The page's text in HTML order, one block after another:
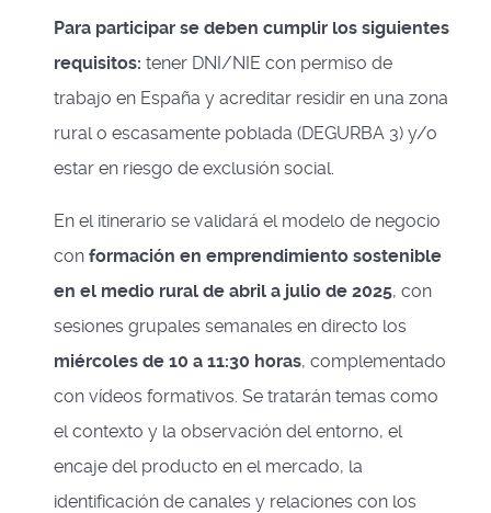
Para participar se deben cumplir los siguientes
requisitos: tener DNI/NIE con permiso de
trabajo en España y acreditar residir en una zona
rural o escasamente poblada (DEGURBA 3) y/o
estar en riesgo de exclusión social.
En el itinerario se validará el modelo de negocio
con formación en emprendimiento sostenible
en el medio rural de abril a julio de 2025, con
sesiones grupales semanales en directo los
miércoles de 10 a 11:30 horas, complementado
con vídeos formativos. Se tratarán temas como
el contexto y la observación del entorno, el
encaje del producto en el mercado, la
identificación de canales y relaciones con los